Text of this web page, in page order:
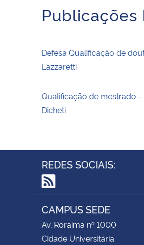
Publicações
Defesa Qualificação de
Lazzaretti
Qualificação de mestrado
Dicheti
REDES SOCIAIS:
RSS
CAMPUS SEDE
Av. Roraima nº 1000
Cidade Universitária